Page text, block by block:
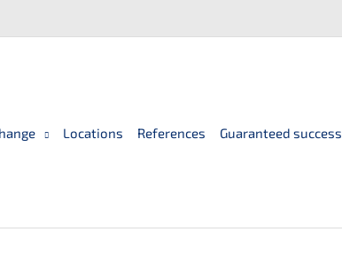
Locations References Guaranteed success